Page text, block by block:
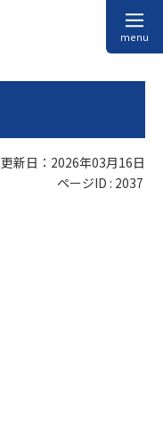
menu
更新日：2026年03月16日
ページID : 2037